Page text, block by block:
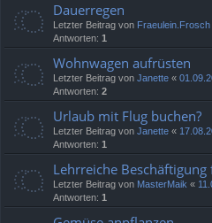
Dauerregen
Letzter Beitrag von Fraeulein.Frosch
Antworten: 1
Wohnwagen aufrüsten
Letzter Beitrag von Janette «
Antworten: 2
Urlaub mit Flug buchen?
Letzter Beitrag von Janette «
Antworten: 1
Lehrreiche Beschäftigung
Letzter Beitrag von MasterMaik «
Antworten: 1